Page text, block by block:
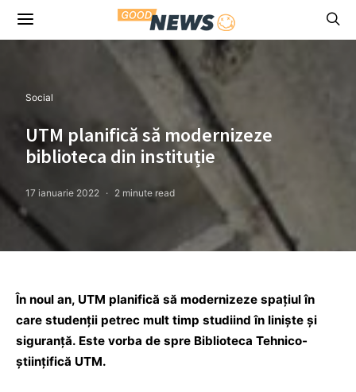
Social
UTM planifică să modernizeze
biblioteca din instituție
17 ianuarie 2022 2 minute read
În noul an, UTM planifică să modernizeze spațiul în
care studenții petrec mult timp studiind în liniște și
siguranță. Este vorba de spre Biblioteca Tehnico-
ştiinţifică UTM.